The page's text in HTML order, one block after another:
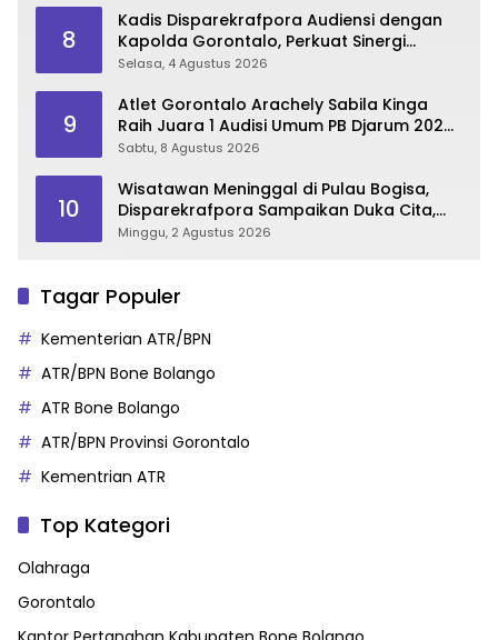
8
Kadis Disparekrafpora Audiensi dengan
Kapolda Gorontalo, Perkuat Sinergi
Sukseskan Gorontalo Karnaval Karawo
Selasa, 4 Agustus 2026
9
Atlet Gorontalo Arachely Sabila Kinga
Raih Juara 1 Audisi Umum PB Djarum 2026
di Makassar
Sabtu, 8 Agustus 2026
10
Wisatawan Meninggal di Pulau Bogisa,
Disparekrafpora Sampaikan Duka Cita,
Imbau Utamakan Keselamatan
Minggu, 2 Agustus 2026
Tagar Populer
Kementerian ATR/BPN
ATR/BPN Bone Bolango
ATR Bone Bolango
ATR/BPN Provinsi Gorontalo
Kementrian ATR
Top Kategori
Olahraga
Gorontalo